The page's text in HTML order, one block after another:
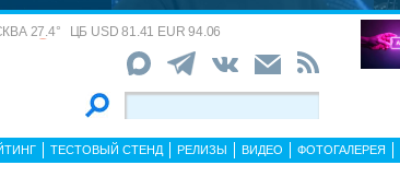
27.4° ЦБ USD 81.41 EUR 94.06
ТЕСТОВЫЙ СТЕНД РЕЛИЗЫ ВИДЕО ФОТОГАЛЕРЕЯ